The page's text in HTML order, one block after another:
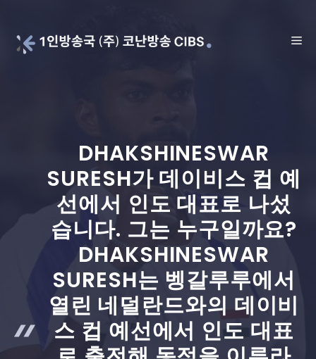
content
DHAKSHINESWAR
SURESH가 데이비스 컵 예
선에서 인도 대표로 나섰
습니다. 그는 누구일까요?
DHAKSHINESWAR
SURESH는 벵갈루루에서
열린 네덜란드와의 데이비
스 컵 예선에서 인도 대표